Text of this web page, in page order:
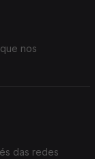
nos
das redes